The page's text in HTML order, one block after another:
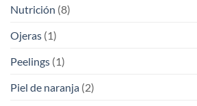
Nutrición (8)
Ojeras (1)
Peelings (1)
Piel de naranja (2)